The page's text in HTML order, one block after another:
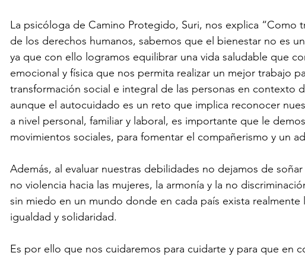
La psicóloga de Camino Protegido, Suri, nos explica “Como
de los derechos humanos, sabemos que el bienestar no es
ya que con ello logramos equilibrar una vida saludable que
emocional y física que nos permita realizar un mejor trabajo
transformación social e integral de las personas en contexto
aunque el autocuidado es un reto que implica reconocer
a nivel personal, familiar y laboral, es importante que le
movimientos sociales, para fomentar el compañerismo y un
Además, al evaluar nuestras debilidades no dejamos de
no violencia hacia las mujeres, la armonía y la no
sin miedo en un mundo donde en cada país exista realmente
igualdad y solidaridad.
Es por ello que nos cuidaremos para cuidarte y para que en